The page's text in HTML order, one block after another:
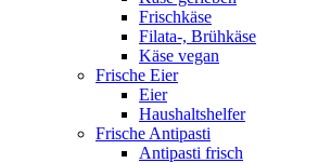
Frischkäse
Filata-, Brühkäse
Käse vegan
Frische Eier
Eier
Haushaltshelfer
Frische Antipasti
Antipasti frisch